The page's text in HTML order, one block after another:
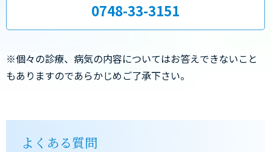
0748-33-3151
※個々の診療、病気の内容についてはお答えできないこと
もありますのであらかじめご了承下さい。
よくある質問